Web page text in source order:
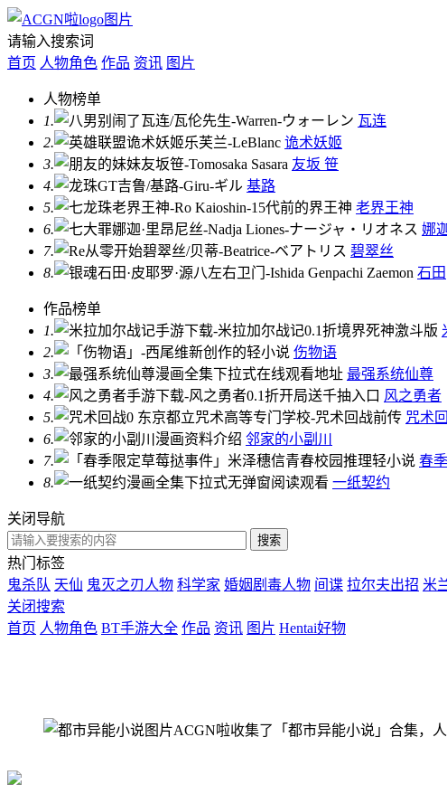
请输入搜索词
首页 人物角色 作品 资讯 图片
人物榜单
1.
瓦连
2.
诡术妖姬
3.
友坂 笹
4.
基路
5.
老界王神
6.
娜
7.
碧翠丝
8.
石田
作品榜单
1.
2.
伤物语
3.
最强系统仙尊
4.
风之勇者
5.
咒术
6.
邻家的小副川
7.
春
8.
一纸契约
关闭导航
热门标签
鬼杀队 天仙 鬼灭之刃人物 科学家 婚姻剧毒人物 间谍 拉尔夫出招 米
关闭搜索
首页 人物角色 BT手游大全 作品 资讯 图片 Hentai好物
ACGN啦收集了「都市异能小说」合集，